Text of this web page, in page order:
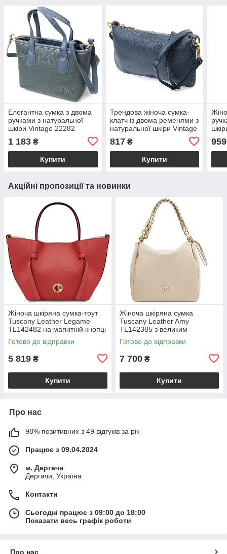
Елегантна сумка з двома
ручками з натуральної
шкіри Vintage 22282
1 183 ₴
Купити
Трендова жіноча сумка-
клатч із двома ременями з
натуральної шкіри Vintage
817₴
Купити
959
Акційні пропозиції та новинки
Жіноча шкіряна сумка-тоут
Tuscany Leather Legame
TL142482 на магнітній кнопці
з плечовим ременем,
коралова BS2482_1_105
Готово до відправки
5 819 ₴
Купити
Жіноча шкіряна сумка
Tuscany Leather Amy
TL142385 з великим
відділенням і плечовим
ременем, бежева
Готово до відправки
7 700 ₴
Купити
Про нас
98% позитивних з 49 відгуків за рік
Працює з 09.04.2024
м. Дергачи
Дергачи, Україна
Контакти
Сьогодні працює з 09:00 до 18:00
Показати весь графік роботи
Про нас